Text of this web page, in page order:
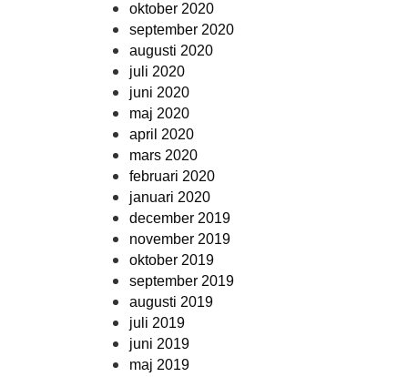
oktober 2020
september 2020
augusti 2020
juli 2020
juni 2020
maj 2020
april 2020
mars 2020
februari 2020
januari 2020
december 2019
november 2019
oktober 2019
september 2019
augusti 2019
juli 2019
juni 2019
maj 2019